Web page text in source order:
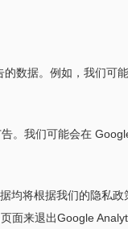
数据。例如，我们可
我们可能会在
将根据我们的隐私
面来退出Google